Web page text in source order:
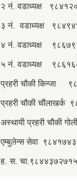
२ नं. वडाध्यक्ष
३ नं. वडाध्यक्ष
४ नं. वडाध्यक्ष
५ नं. वडाध्यक्ष
प्रहरी चौकी किन्जा
प्रहरी चौकी चौंलाखर्क
अस्थायी प्रहरी चौकी
एम्बुलेन्स सेवा
ह. स. चा.९८४४३७२७१५